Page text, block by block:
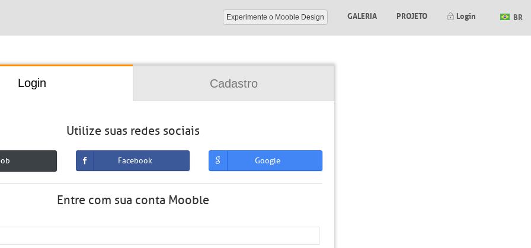
Experimente o Mooble Design GALERIA PROJETO Login BR
Login Cadastro
Utilize suas redes sociais
Facebook Google
Entre com sua conta Mooble